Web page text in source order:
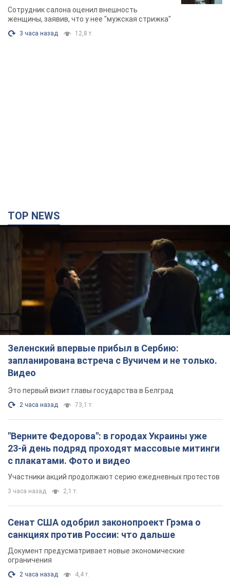
химиотерапии, разгорелся скандал.
Фото
Сотрудник салона оценил внешность
женщины, заявив, что у нее "мужская стрижка"
3 часа назад 12,8 т.
TOP NEWS
Зеленский впервые прибыл в Сербию:
запланирована встреча с Вучичем и не только.
Видео
Это первый визит главы государства в Белград
2 часа назад 73,1 т.
"Верните Федорова": в городах Украины уже
23-й день подряд проходят массовые митинги
с плакатами. Фото и видео
Участники акций продолжают серию ежедневных протестов
3 часа назад 2,1 т.
Сенат США одобрил законопроект Грэма о
санкциях против России: что дальше
Документ предусматривает новые экономические
ограничения
2 часа назад 4,4 т.